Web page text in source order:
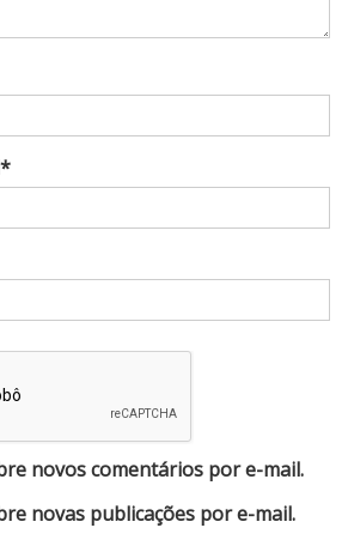
novos comentários por e-mail.
novas publicações por e-mail.